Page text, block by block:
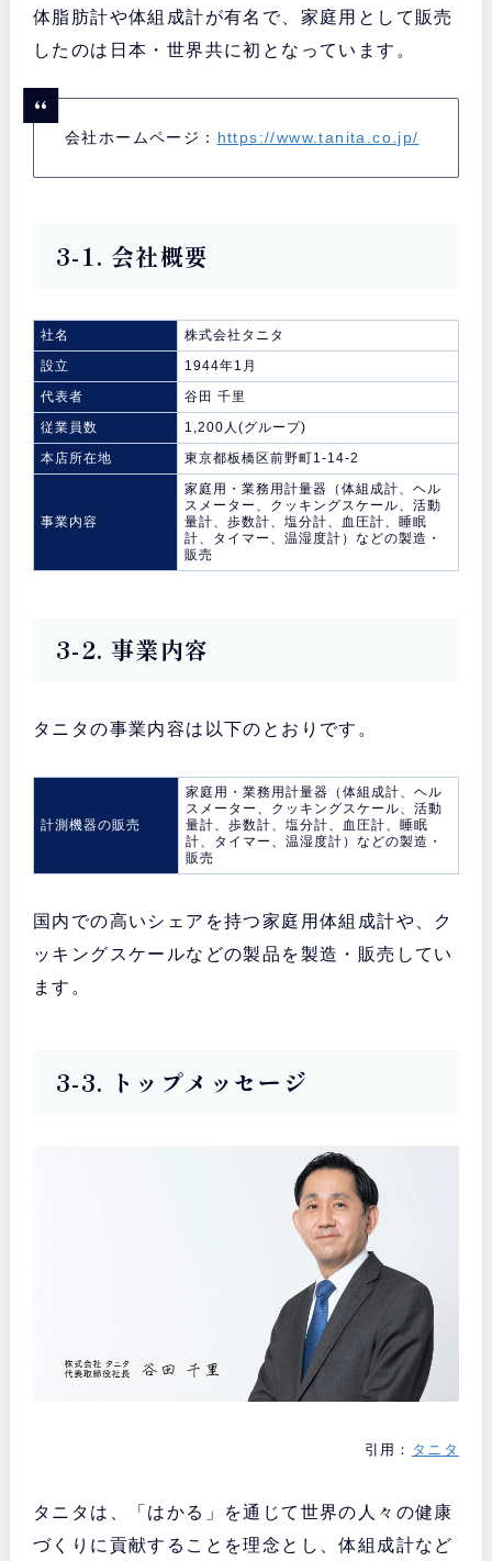
体脂肪計や体組成計が有名で、家庭用として販売
したのは日本・世界共に初となっています。
会社ホームページ： https://www.tanita.co.jp/
3-1. 会社概要
社名
株式会社タニタ
設立
1944年1月
代表者
谷田 千里
従業員数
1,200人(グループ)
本店所在地
東京都板橋区前野町1-14-2
事業内容
家庭用・業務用計量器（体組成計、ヘル
スメーター、クッキングスケール、活動
量計、歩数計、塩分計、血圧計、睡眠
計、タイマー、温湿度計）などの製造・
販売
3-2. 事業内容
タニタの事業内容は以下のとおりです。
計測機器の販売
家庭用・業務用計量器（体組成計、ヘル
スメーター、クッキングスケール、活動
量計、歩数計、塩分計、血圧計、睡眠
計、タイマー、温湿度計）などの製造・
販売
国内での高いシェアを持つ家庭用体組成計や、ク
ッキングスケールなどの製品を製造・販売してい
ます。
3-3. トップメッセージ
引用： タニタ
タニタは、「はかる」を通じて世界の人々の健康
づくりに貢献することを理念とし、体組成計など